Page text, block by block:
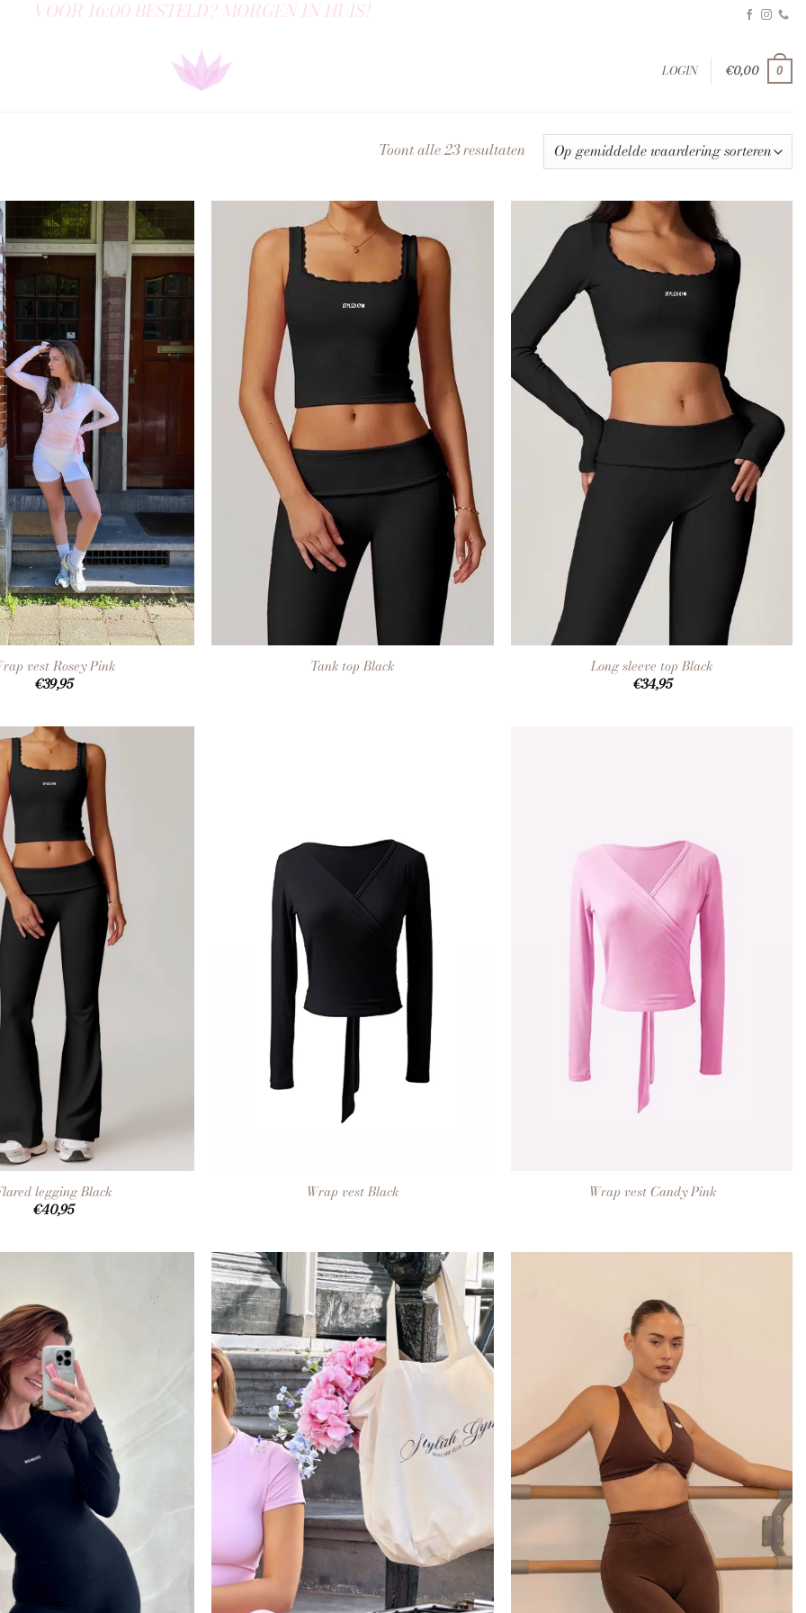
VOOR 16:00 BESTELD? MORGEN IN HUIS!
LOGIN €0,00 0
Toont alle 23 resultatenGesorteerd
waardering
vest Rosey Pink
€39,95
Tank top Black
Long sleeve top Black
€34,95
legging Black
€40,95
Wrap vest Black Wrap vest Candy Pink